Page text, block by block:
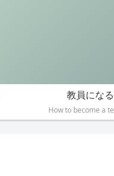
教員になる
How to become a